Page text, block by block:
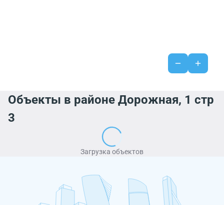
Объекты в районе Дорожная, 1 стр
3
Загрузка объектов